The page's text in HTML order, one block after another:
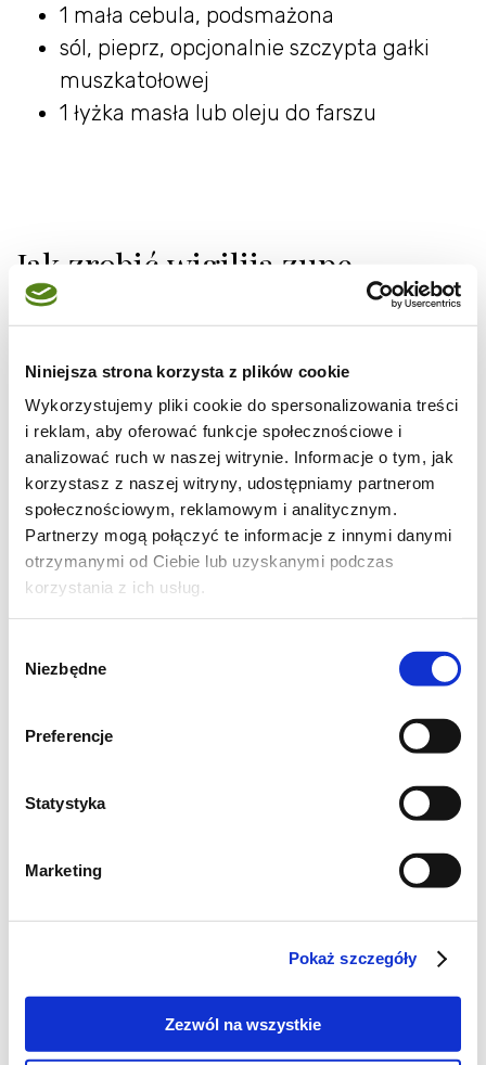
Niniejsza strona korzysta z plików cookie
Wykorzystujemy pliki cookie do spersonalizowania treści
i reklam, aby oferować funkcje społecznościowe i
analizować ruch w naszej witrynie. Informacje o tym, jak
korzystasz z naszej witryny, udostępniamy partnerom
społecznościowym, reklamowym i analitycznym.
Partnerzy mogą połączyć te informacje z innymi danymi
otrzymanymi od Ciebie lub uzyskanymi podczas
korzystania z ich usług.
zgody
Niezbędne
Preferencje
Statystyka
Marketing
Pokaż szczegóły
Zezwól na wszystkie
1 mała cebula, podsmażona
sól, pieprz, opcjonalnie szczypta gałki
muszkatołowej
1 łyżka masła lub oleju do farszu
Jak zrobić wigiliją zupę
grzybową z mini ravioli
grzybowe?
Farsz do ravioli
1. Podsmaż cebulę na maśle, dodaj drobno
posiekane ugotowane grzyby.
2. Dopraw solą, pieprzem i szczyptą gałki
muszkatołowej.